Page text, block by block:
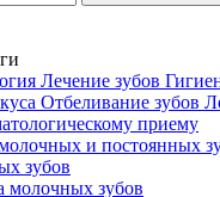
Лечение зубов
Отбеливание зубов
приему
и постоянных
зубов
молочных зубов